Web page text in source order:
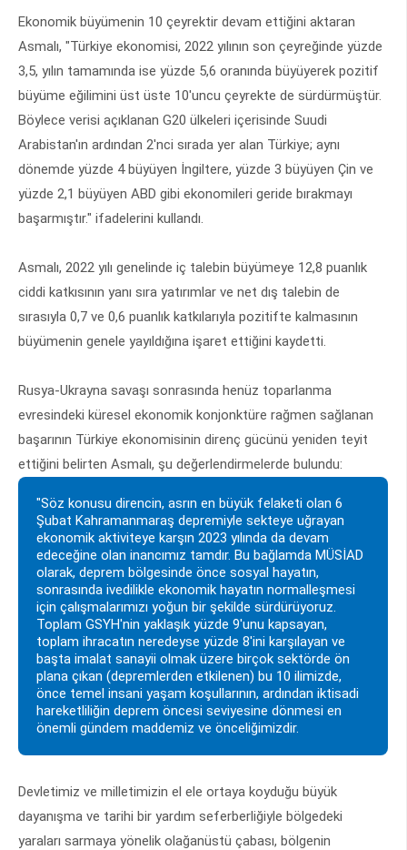
Ekonomik büyümenin 10 çeyrektir devam ettiğini aktaran
Asmalı, "Türkiye ekonomisi, 2022 yılının son çeyreğinde yüzde
3,5, yılın tamamında ise yüzde 5,6 oranında büyüyerek pozitif
büyüme eğilimini üst üste 10'uncu çeyrekte de sürdürmüştür.
Böylece verisi açıklanan G20 ülkeleri içerisinde Suudi
Arabistan'ın ardından 2'nci sırada yer alan Türkiye; aynı
dönemde yüzde 4 büyüyen İngiltere, yüzde 3 büyüyen Çin ve
yüzde 2,1 büyüyen ABD gibi ekonomileri geride bırakmayı
başarmıştır." ifadelerini kullandı.
Asmalı, 2022 yılı genelinde iç talebin büyümeye 12,8 puanlık
ciddi katkısının yanı sıra yatırımlar ve net dış talebin de
sırasıyla 0,7 ve 0,6 puanlık katkılarıyla pozitifte kalmasının
büyümenin genele yayıldığına işaret ettiğini kaydetti.
Rusya-Ukrayna savaşı sonrasında henüz toparlanma
evresindeki küresel ekonomik konjonktüre rağmen sağlanan
başarının Türkiye ekonomisinin direnç gücünü yeniden teyit
ettiğini belirten Asmalı, şu değerlendirmelerde bulundu:
"Söz konusu direncin, asrın en büyük felaketi olan 6
Şubat Kahramanmaraş depremiyle sekteye uğrayan
ekonomik aktiviteye karşın 2023 yılında da devam
edeceğine olan inancımız tamdır. Bu bağlamda MÜSİAD
olarak, deprem bölgesinde önce sosyal hayatın,
sonrasında ivedilikle ekonomik hayatın normalleşmesi
için çalışmalarımızı yoğun bir şekilde sürdürüyoruz.
Toplam GSYH'nin yaklaşık yüzde 9'unu kapsayan,
toplam ihracatın neredeyse yüzde 8'ini karşılayan ve
başta imalat sanayii olmak üzere birçok sektörde ön
plana çıkan (depremlerden etkilenen) bu 10 ilimizde,
önce temel insani yaşam koşullarının, ardından iktisadi
hareketliliğin deprem öncesi seviyesine dönmesi en
önemli gündem maddemiz ve önceliğimizdir.
Devletimiz ve milletimizin el ele ortaya koyduğu büyük
dayanışma ve tarihi bir yardım seferberliğiyle bölgedeki
yaraları sarmaya yönelik olağanüstü çabası, bölgenin